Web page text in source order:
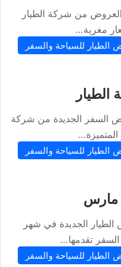
من شركة الطيار
مغرية…
الطيار للسياحة والسفر
السفر الجديدة من شركة
الطيار للسياحة والسفر
مارس
الجديدة في شهر
تقدمها…
الطيار للسياحة والسفر